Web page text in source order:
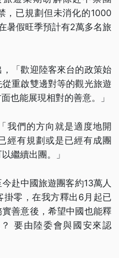
，已規劃但未消化的1000
暑假旺季預計有2萬多名旅
「歡迎陸客來台的政策始
重啟雙邊對等的觀光旅遊
也能展現相對的善意。」
我們的方向就是適度地開
經有規劃或是已經有成團
繼續出團。」
赴中國旅遊團客約13萬人
掛零，在我方釋出6月起已
善意後，希望中國也能釋
要由陸委會與國安來認